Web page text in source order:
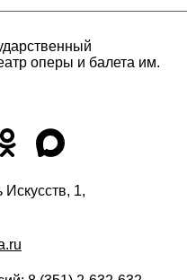
оперы и балета им.
1,